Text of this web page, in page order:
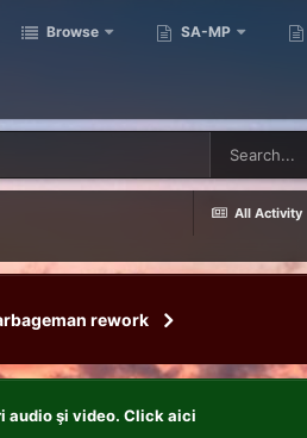
Browse SA-MP
All Activity
rework
audio şi video. Click aici